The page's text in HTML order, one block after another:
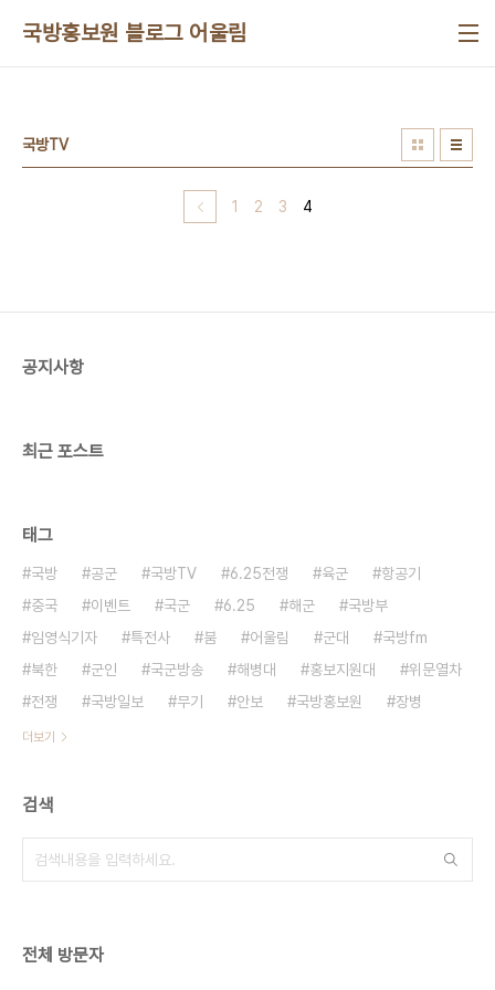
국방홍보원 블로그 어울림
국방TV
1 2 3 4
공지사항
최근 포스트
태그
국방 공군 국방TV 6.25전쟁 육군
항공기
중국
이벤트 국군 6.25 해군
국방부
임영식기자
특전사 붐 어울림 군대
국방fm
북한
군인 국군방송 해병대 홍보지원대
위문열차
전쟁
국방일보 무기 안보 국방홍보원 장병
더보기
검색
전체 방문자